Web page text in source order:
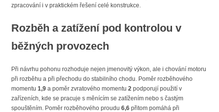
zpracování i v praktickém řešení celé konstrukce.
Rozběh a zatížení pod kontrolou v
běžných provozech
Při návrhu pohonu rozhoduje nejen jmenovitý výkon, ale i chování motoru
při rozběhu a při přechodu do stabilního chodu. Poměr rozběhového
momentu 1,9 a poměr zvratového momentu 2 podporují použití v
zařízeních, kde se pracuje s měnícím se zatížením nebo s častým
spouštěním. Poměr rozběhového proudu 6,6 přitom pomáhá při